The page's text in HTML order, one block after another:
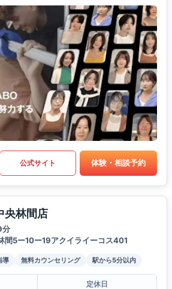
公式サイト 体験・相談予約
央林間店
分
間5ー10ー19アクイライーコス401
導 無料カウンセリング 駅から5分以内
定休日